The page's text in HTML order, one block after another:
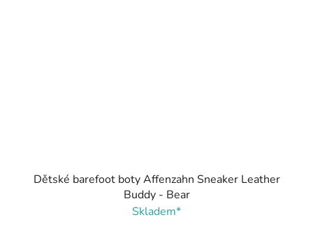
Dětské barefoot boty Affenzahn Sneaker Leather
Buddy - Bear
Skladem*